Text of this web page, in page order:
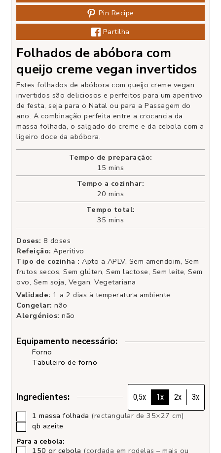
Pin Recipe
Partilha
Folhados de abóbora com
queijo creme vegan invertidos
Estes folhados de abóbora com queijo creme vegan
invertidos são deliciosos e perfeitos para um aperitivo
de festa, seja para o Natal ou para a Passagem do
ano. A combinação perfeita entre a crocancia da
massa folhada, o salgado do creme e da cebola com a
ligeiro doce da abóbora.
Tempo de preparação:
15 mins
Tempo a cozinhar:
20 mins
Tempo total:
35 mins
Doses: 8 doses
Refeição: Aperitivo
Tipo de cozinha : Apto a APLV, Sem amendoim, Sem
frutos secos, Sem glúten, Sem lactose, Sem leite, Sem
ovo, Sem soja, Vegan, Vegetariana
Validade: 1 a 2 dias à temperatura ambiente
Congelar: não
Alergénios: não
Equipamento necessário:
Forno
Tabuleiro de forno
Ingredientes: 0,5x 1x 2x 3x
1 massa folhada (rectangular de 35×27 cm)
qb azeite
Para a cebola:
150 gr cebola (cordada em rodelas – mais ou